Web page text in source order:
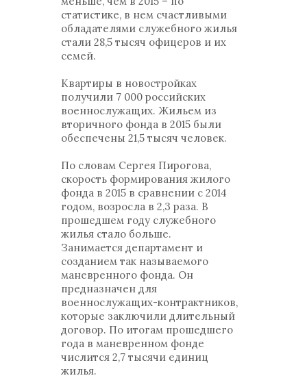
статистике, в нем счастливыми
обладателями служебного жилья
стали 28,5 тысяч офицеров и их
семей.
Квартиры в новостройках
получили 7 000 российских
военнослужащих. Жильем из
вторичного фонда в 2015 были
обеспечены 21,5 тысяч человек.
По словам Сергея Пирогова,
скорость формирования жилого
фонда в 2015 в сравнении с 2014
годом, возросла в 2,3 раза. В
прошедшем году служебного
жилья стало больше.
Занимается департамент и
созданием так называемого
маневренного фонда. Он
предназначен для
военнослужащих-контрактников,
которые заключили длительный
договор. По итогам прошедшего
года в маневренном фонде
числится 2,7 тысячи единиц
жилья.